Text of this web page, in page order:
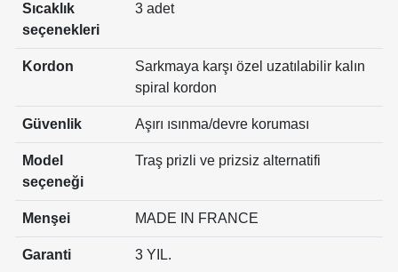
Sıcaklık
seçenekleri
3 adet
Kordon
Sarkmaya karşı özel uzatılabilir kalın
spiral kordon
Güvenlik Aşırı ısınma/devre koruması
Model
seçeneği
Traş prizli ve prizsiz alternatifi
Menşei MADE IN FRANCE
Garanti 3 YIL.